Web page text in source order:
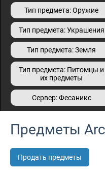
Тип предмета: Оружие
Тип предмета: Украшения
Тип предмета: Земля
Тип предмета: Питомцы и
их предметы
Сервер: Фесаникс
Предметы
Продать предметы